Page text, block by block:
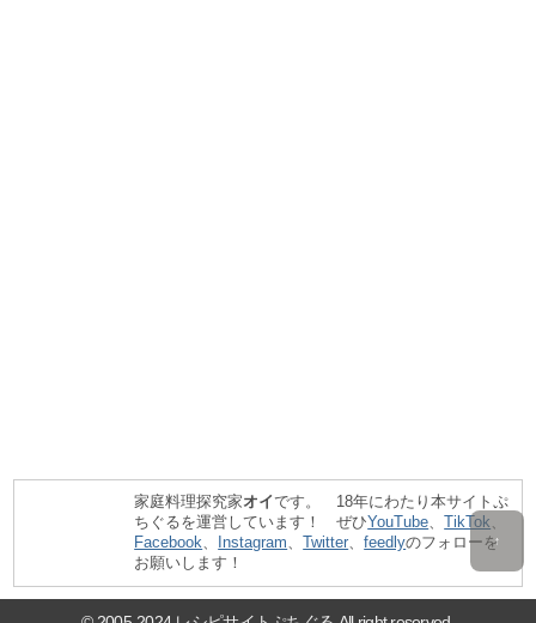
家庭料理探究家オイです。 18年にわたり本サイトぷ
ちぐるを運営しています！ ぜひYouTube、TikTok 、
Facebook、 Instagram、Twitter、feedlyのフォローを
お願いします！
↑